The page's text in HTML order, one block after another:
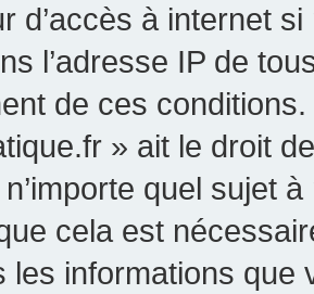
d’accès à internet
l’adresse IP de
de ces
» ait le droit
quel sujet
cela est
les informations